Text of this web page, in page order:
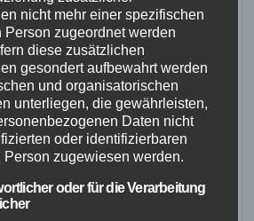
von nur 440 g: Mit
Aluminiumdesign
der Quick Rack Light das
des Fahrrads nicht und
zusätzliches Gewicht bei.
Nachteil des Quick Rack Light
Plattform, die
nicht ausreichend Platz für
nicht mehr einer spezifischen
Person zugeordnet werden
diese zusätzlichen
gesondert aufbewahrt werden
und organisatorischen
unterliegen, die gewährleisten,
Daten nicht
oder identifizierbaren
Person zugewiesen werden.
oder für die Verarbeitung